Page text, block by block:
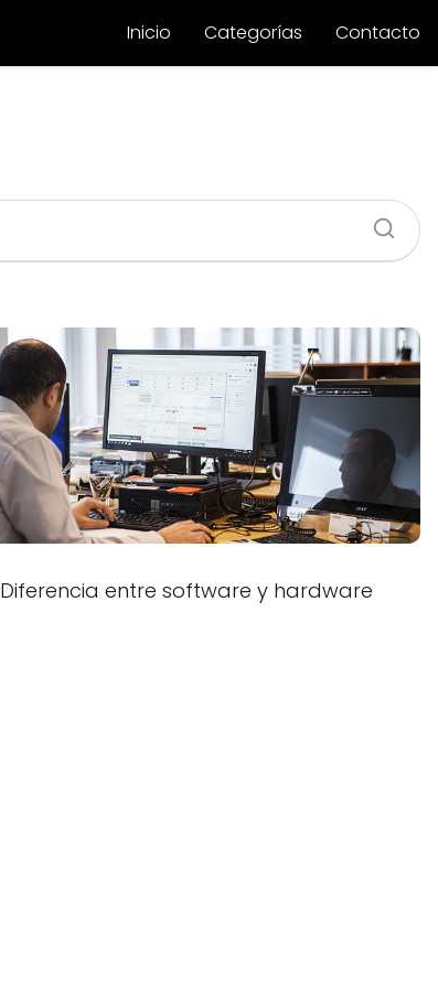
Inicio Categorías Contacto
Diferencia entre software y hardware